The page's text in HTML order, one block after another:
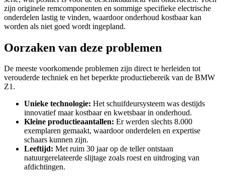
zijn originele remcomponenten en sommige specifieke electrische
onderdelen lastig te vinden, waardoor onderhoud kostbaar kan
worden als niet goed wordt ingepland.
Oorzaken van deze problemen
De meeste voorkomende problemen zijn direct te herleiden tot
verouderde techniek en het beperkte productiebereik van de BMW
Z1.
Unieke technologie: Het schuifdeursysteem was destijds
innovatief maar kostbaar en kwetsbaar in onderhoud.
Kleine productieaantallen: Er werden slechts 8.000
exemplaren gemaakt, waardoor onderdelen en expertise
schaars kunnen zijn.
Leeftijd: Met ruim 30 jaar op de teller ontstaan
natuurgerelateerde slijtage zoals roest en uitdroging van
afdichtingen.